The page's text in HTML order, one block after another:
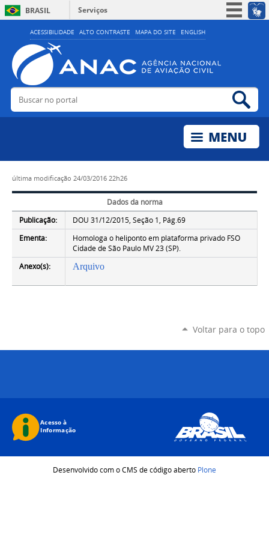
ACESSIBILIDADE ALTO CONTRASTE MAPA DO SITE ENGLISH
BRASIL
Serviços
Simplifique!
Acesso à informação
Legislação
Buscar no portal
última modificação 24/03/2016 22h26
Dados da norma
Publicação:
DOU 31/12/2015, Seção 1, Pág.69
Ementa:
Homologa o heliponto em plataforma privado FSO
Cidade de São Paulo MV 23 (SP).
Anexo(s):
Arquivo
Voltar para o topo
Desenvolvido com o CMS de código aberto Plone